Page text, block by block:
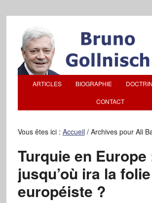
ARTICLES BIOGRAPHIE
CONTACT
Vous êtes ici : Accueil /Archives pour Ali
Turquie en Europe
jusqu’où ira la folie
européiste ?